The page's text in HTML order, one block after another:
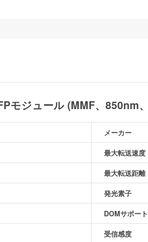
モジュール (MMF、850nm
メーカー
最大転送速度
最大転送距離
発光素子
DOMサポート
受信感度